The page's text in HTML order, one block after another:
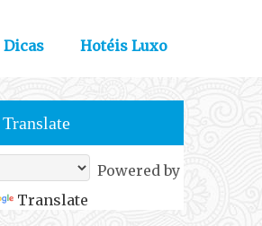
Dicas Hotéis Luxo
Translate
Powered by
Translate